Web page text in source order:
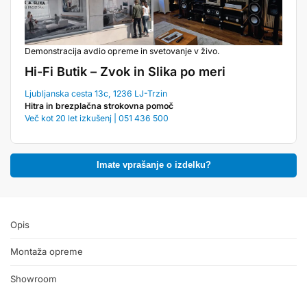
Demonstracija avdio opreme in svetovanje v živo.
Hi-Fi Butik – Zvok in Slika po meri
Ljubljanska cesta 13c, 1236 LJ-Trzin
Hitra in brezplačna strokovna pomoč
Več kot 20 let izkušenj | 051 436 500
Imate vprašanje o izdelku?
Opis
Montaža opreme
Showroom